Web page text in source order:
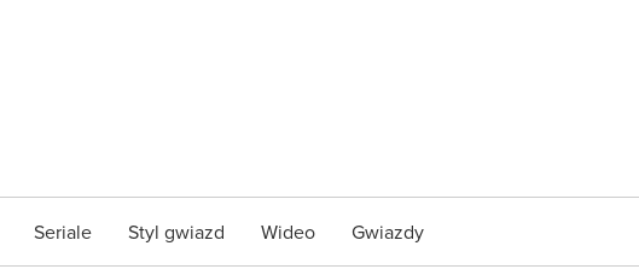
Seriale Styl gwiazd Wideo Gwiazdy